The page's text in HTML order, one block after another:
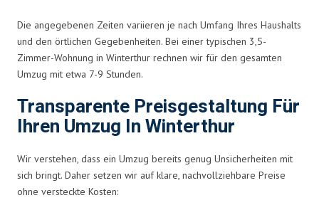
Die angegebenen Zeiten variieren je nach Umfang Ihres Haushalts
und den örtlichen Gegebenheiten. Bei einer typischen 3,5-
Zimmer-Wohnung in Winterthur rechnen wir für den gesamten
Umzug mit etwa 7-9 Stunden.
Transparente Preisgestaltung Für
Ihren Umzug In Winterthur
Wir verstehen, dass ein Umzug bereits genug Unsicherheiten mit
sich bringt. Daher setzen wir auf klare, nachvollziehbare Preise
ohne versteckte Kosten: